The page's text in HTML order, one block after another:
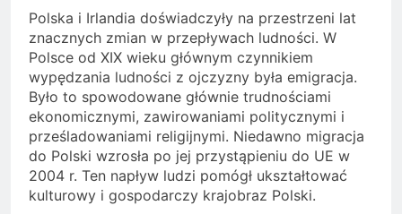
garnituru
trzyczęściowego
3 Tygodnie Ago
Jakie są zasady elegancji
w modzie ulicznej
3 Tygodnie Ago
Jakie są najmodniejsze
męskie fryzury w tym
sezonie
4 Tygodnie Ago
Jakie są najlepsze
sposoby na motywację
rano
Polska i Irlandia doświadczyły na przestrzeni lat
znacznych zmian w przepływach ludności. W
Polsce od XIX wieku głównym czynnikiem
wypędzania ludności z ojczyzny była emigracja.
Było to spowodowane głównie trudnościami
ekonomicznymi, zawirowaniami politycznymi i
prześladowaniami religijnymi. Niedawno migracja
do Polski wzrosła po jej przystąpieniu do UE w
2004 r. Ten napływ ludzi pomógł ukształtować
kulturowy i gospodarczy krajobraz Polski.